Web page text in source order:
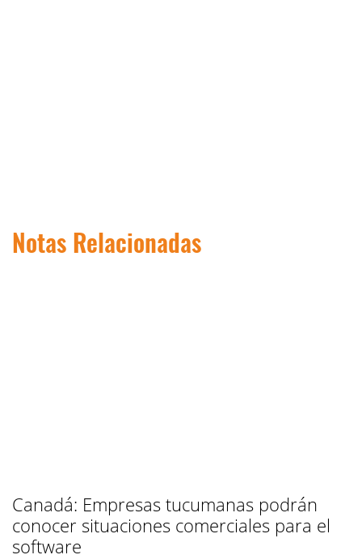
Notas Relacionadas
Canadá: Empresas tucumanas podrán
conocer situaciones comerciales para el
software